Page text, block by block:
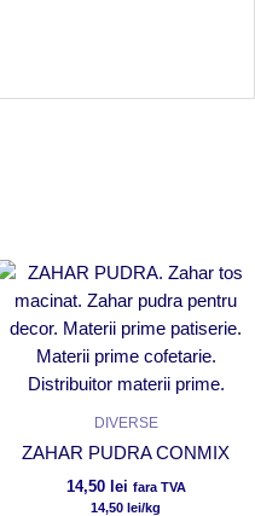
DIVERSE
ZAHAR PUDRA CONMIX
14,50 lei fara TVA
14,50 lei/kg